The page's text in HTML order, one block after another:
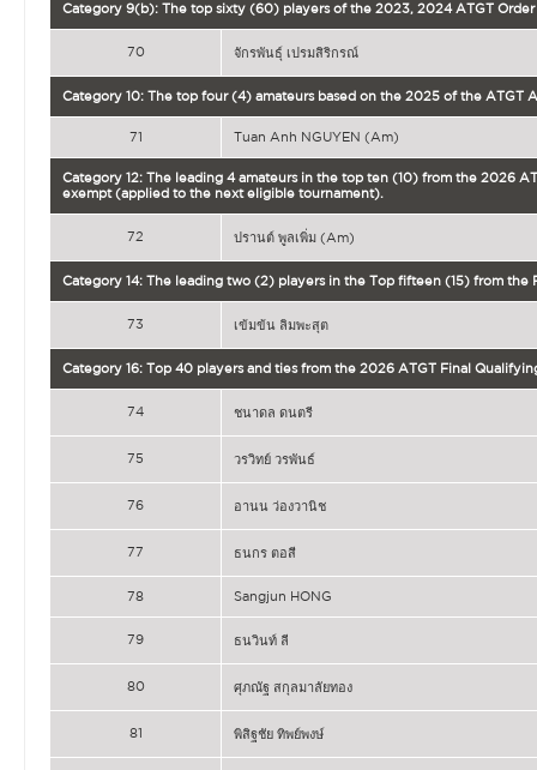
Category 9(b): The top sixty (60) players of the 2023, 2024 ATGT
70 จักรพันธุ์ เปรมสิริกรณ์
Category 10: The top four (4) amateurs based on the 2025 of the ATGT
71 Tuan Anh NGUYEN (Am)
Category 12: The leading 4 amateurs in the top ten (10) from the 2026
exempt (applied to the next eligible tournament).
72 ปรานต์ พูลเพิ่ม (Am)
Category 14: The leading two (2) players in the Top fifteen (15) from the
73 เข้มข้น ลิมพะสุต
Category 16: Top 40 players and ties from the 2026 ATGT Final
74 ชนาดล ดนตรี
75 วรวิทย์ วรพันธ์
76 อานน ว่องวานิช
77 ธนกร ตอสี
78 Sangjun HONG
79 ธนวินท์ ลี
80 ศุภณัฐ สกุลมาลัยทอง
81 พิสิฐชัย ทิพย์พงษ์